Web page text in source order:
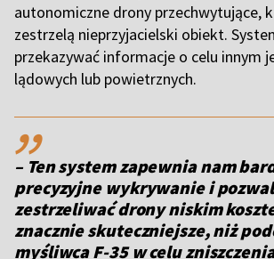
autonomiczne drony przechwytujące,
zestrzelą nieprzyjacielski obiekt.
przekazywać informacje o celu innym
lądowych lub powietrznych.
,,
– Ten system zapewnia nam
precyzyjne wykrywanie i
zestrzeliwać drony niskim
znacznie skuteczniejsze, niż
myśliwca F-35 w celu